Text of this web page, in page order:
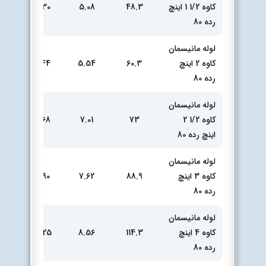
کاوه 1/2 1 اینچ
رده 80
48.3
5.08
30
لوله مانیسمان
کاوه 2 اینچ
رده 80
60.3
5.54
44
لوله مانیسمان
کاوه 1/2 2
اینچ رده 80
73
7.01
68
لوله مانیسمان
کاوه 3 اینچ
رده 80
88.9
7.62
90
لوله مانیسمان
کاوه 4 اینچ
رده 80
114.3
8.56
125